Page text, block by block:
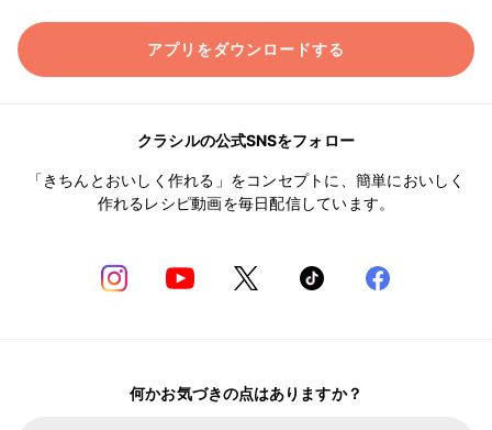
アプリをダウンロードする
クラシルの公式SNSをフォロー
「きちんとおいしく作れる」をコンセプトに、簡単においしく
作れるレシピ動画を毎日配信しています。
何かお気づきの点はありますか？